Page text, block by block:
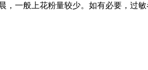
，一般上花粉量较少。如有必要，过